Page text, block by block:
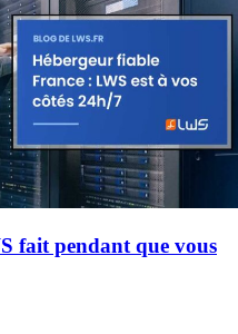
fait pendant que vous